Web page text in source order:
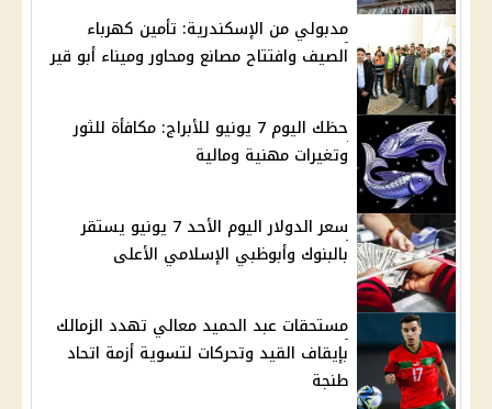
مدبولي من الإسكندرية: تأمين كهرباء
الصيف وافتتاح مصانع ومحاور وميناء أبو قير
حظك اليوم 7 يونيو للأبراج: مكافأة للثور
وتغيرات مهنية ومالية
سعر الدولار اليوم الأحد 7 يونيو يستقر
بالبنوك وأبوظبي الإسلامي الأعلى
مستحقات عبد الحميد معالي تهدد الزمالك
بإيقاف القيد وتحركات لتسوية أزمة اتحاد
طنجة